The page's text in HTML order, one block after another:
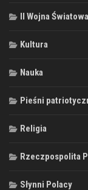
II Wojna Światowa
Kultura
Nauka
Pieśni
Religia
Rzeczpospolita
Słynni Polacy